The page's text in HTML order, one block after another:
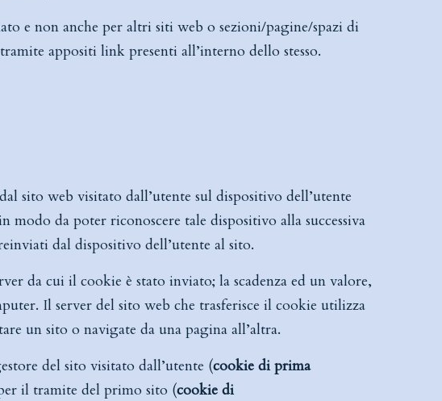
e non anche per altri siti web o sezioni/pagine/spazi di
appositi link presenti all’interno dello stesso.
sito web visitato dall’utente sul dispositivo dell’utente
da poter riconoscere tale dispositivo alla successiva
dal dispositivo dell’utente al sito.
da cui il cookie è stato inviato; la scadenza ed un valore,
Il server del sito web che trasferisce il cookie utilizza
un sito o navigate da una pagina all’altra.
del sito visitato dall’utente (cookie di prima
il tramite del primo sito (cookie di